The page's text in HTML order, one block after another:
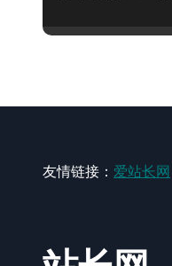
友情链接： 爱站长网